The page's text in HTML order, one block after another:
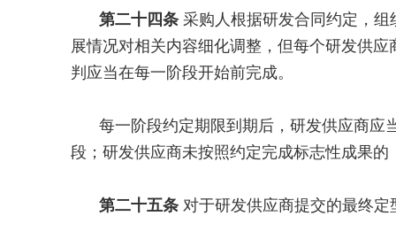
第二十四条 采购人根据研发合同约定，
展情况对相关内容细化调整，但每个研发供
判应当在每一阶段开始前完成。
每一阶段约定期限到期后，研发供应商应
段；研发供应商未按照约定完成标志性成果
第二十五条 对于研发供应商提交的最终